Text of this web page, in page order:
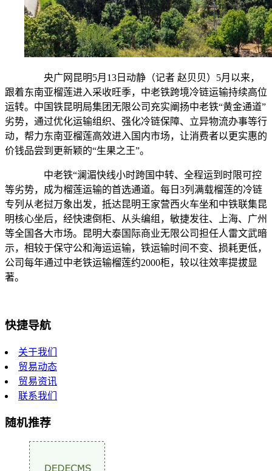
央广网昆明5月13日动静（记者 赵贝贝）5月以来，
跟着东南亚榴莲进入采收旺季，中老铁跨境冷链运输持续高位
运转。中国铁昆明局集团无限公司充实阐扬中老铁“黄金通道”
劣势，通过优化运输组织、强化冷链保障、立异物流办事等行
动，帮力东南亚榴莲高效进入国内市场，让消费者以更实惠的
价钱品尝到更新颖的“生果之王”。
中老铁“澜湄快线小时跨国中转、全程运到时限可控
等劣势，成为榴莲运输的首选通道。每日3列满载榴莲的冷链
专列从老挝万象出发，抵达昆明王家营西火车坐和中铁联集昆
明核心坐后，经快速倒柜、从头编组，敏捷发往、上海、广州
等全国各大市场。昆明大泰国际商业无限公司担任人雷文武暗
示，相较于保守公和海运运输，铁运输时间不变、损耗更低，
公司每年通过中老铁运输榴莲约2000柜，较以往效率提拔显
著。
快捷导航
关于我们
贸易动态
贸易资讯
联系我们
随机推荐